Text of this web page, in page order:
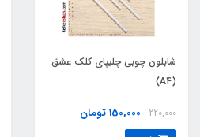
شابلون چوبی چلیپای کلک عشق
(A4)
220,000 150,000 تومان